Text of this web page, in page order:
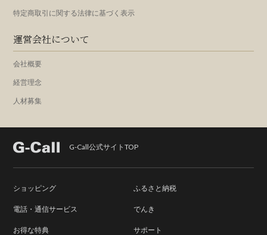
特定商取引に関する法律に基づく表示
運営会社について
会社概要
経営理念
人材募集
G-Call公式サイトTOP
ショッピング ふるさと納税
電話・通信サービス でんき
お得な特典 サポート